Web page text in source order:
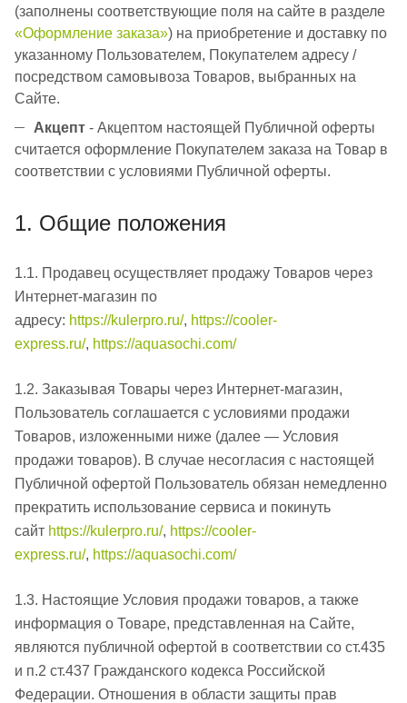
(заполнены соответствующие поля на сайте в разделе
«Оформление заказа») на приобретение и доставку по
указанному Пользователем, Покупателем адресу /
посредством самовывоза Товаров, выбранных на
Сайте.
Акцепт - Акцептом настоящей Публичной оферты
считается оформление Покупателем заказа на Товар в
соответствии с условиями Публичной оферты.
1. Общие положения
1.1. Продавец осуществляет продажу Товаров через
Интернет-магазин по
адресу: https://kulerpro.ru/, https://cooler-
express.ru/, https://aquasochi.com/
1.2. Заказывая Товары через Интернет-магазин,
Пользователь соглашается с условиями продажи
Товаров, изложенными ниже (далее — Условия
продажи товаров). В случае несогласия с настоящей
Публичной офертой Пользователь обязан немедленно
прекратить использование сервиса и покинуть
сайт https://kulerpro.ru/, https://cooler-
express.ru/, https://aquasochi.com/
1.3. Настоящие Условия продажи товаров, а также
информация о Товаре, представленная на Сайте,
являются публичной офертой в соответствии со ст.435
и п.2 ст.437 Гражданского кодекса Российской
Федерации. Отношения в области защиты прав